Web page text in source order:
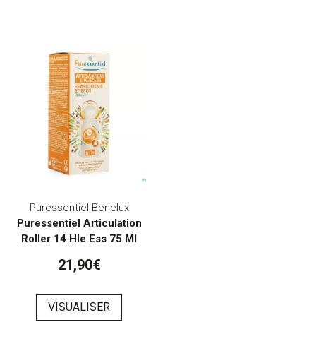
Puressentiel Benelux
Puressentiel Articulation
Roller 14 Hle Ess 75 Ml
21,90€
VISUALISER